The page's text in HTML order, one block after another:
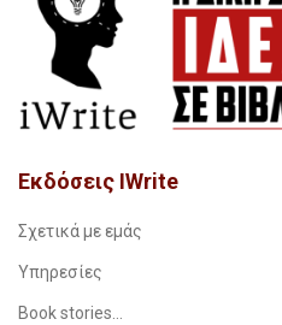
Εκδόσεις IWrite
Σχετικά με εμάς
Υπηρεσίες
Book stories…